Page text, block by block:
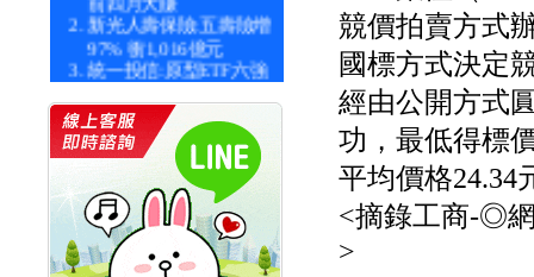
新光人壽保險:五壽險增
97% 衝1,016億元
統一投信:原型ETF六強
漲逾九成
統一投信:主動式ETF溢
價 被盯上
新光人壽保險:新壽Q1外
價金將達996億
宇辰系統科技:宇辰業績
創新高 啟動興櫃轉上櫃
計畫
明緯企業:明緯永續科技
競價拍賣方式
國標方式決定
經由公開方式
功，最低得標
平均價格
<摘錄工商-◎
>